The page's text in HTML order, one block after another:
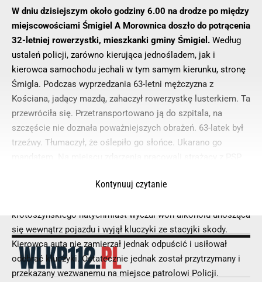
krotoszyńskiego natychmiast wyczuł woń alkoholu unosząca
się wewnątrz pojazdu i wyjął kluczyki ze stacyjki skody.
Kierowca auta nie zamierzał jednak odpuścić i usiłował
odebrać kluczyki. Ostatecznie jednak został przytrzymany i
przekazany wezwanemu na miejsce patrolowi Policji.
W dniu dzisiejszym około godziny 6.00 na drodze po między
miejscowościami Śmigiel A Morownica doszło do potrącenia
32-letniej rowerzystki, mieszkanki gminy Śmigiel. Według
ustaleń policji, zarówno kierująca jednośladem, jak i
kierowca samochodu jechali w tym samym kierunku, stronę
Śmigla. Podczas wyprzedzania 63-letni mężczyzna z
Kościana, jadący mazdą, zahaczył rowerzystkę lusterkiem. Ta
przewróciła się. Przetransportowano ją do szpitala, na
szczęście nie doznała poważniejszych obrażeń. 63-latek był
trzeźwy. Tłumaczył, że oślepiło go słońce. Ukarano go
W czasie działań ratowniczych ruch odbywał się wahadłowo.
Kontynuuj czytanie